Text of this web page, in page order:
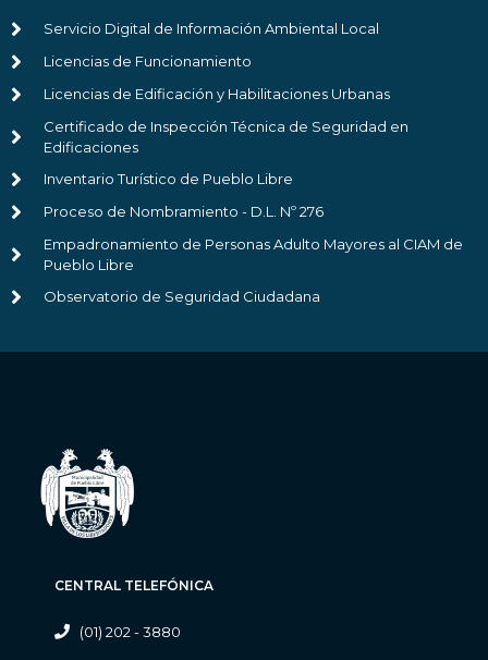
Servicio Digital de Información Ambiental Local
Licencias de Funcionamiento
Licencias de Edificación y Habilitaciones Urbanas
Certificado de Inspección Técnica de Seguridad en
Edificaciones
Inventario Turístico de Pueblo Libre
Proceso de Nombramiento - D.L. Nº 276
Empadronamiento de Personas Adulto Mayores al CIAM de
Pueblo Libre
Observatorio de Seguridad Ciudadana
CENTRAL TELEFÓNICA
(01) 202 - 3880